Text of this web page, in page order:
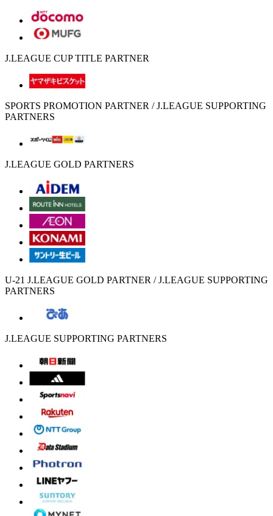
J.LEAGUE CUP TITLE PARTNER
SPORTS PROMOTION PARTNER / J.LEAGUE SUPPORTING
PARTNERS
J.LEAGUE GOLD PARTNERS
U-21 J.LEAGUE GOLD PARTNER / J.LEAGUE SUPPORTING
PARTNERS
J.LEAGUE SUPPORTING PARTNERS